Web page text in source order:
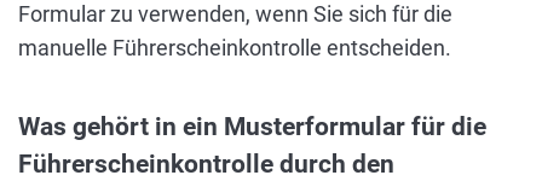
Formular zu verwenden, wenn Sie sich für die
manuelle Führerscheinkontrolle entscheiden.
Was gehört in ein Musterformular für die
Führerscheinkontrolle durch den